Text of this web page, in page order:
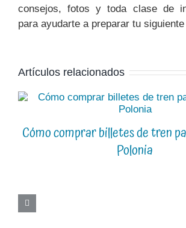
consejos, fotos y toda clase de
para ayudarte a preparar tu
Artículos relacionados
Cómo comprar billetes de tren
Polonia